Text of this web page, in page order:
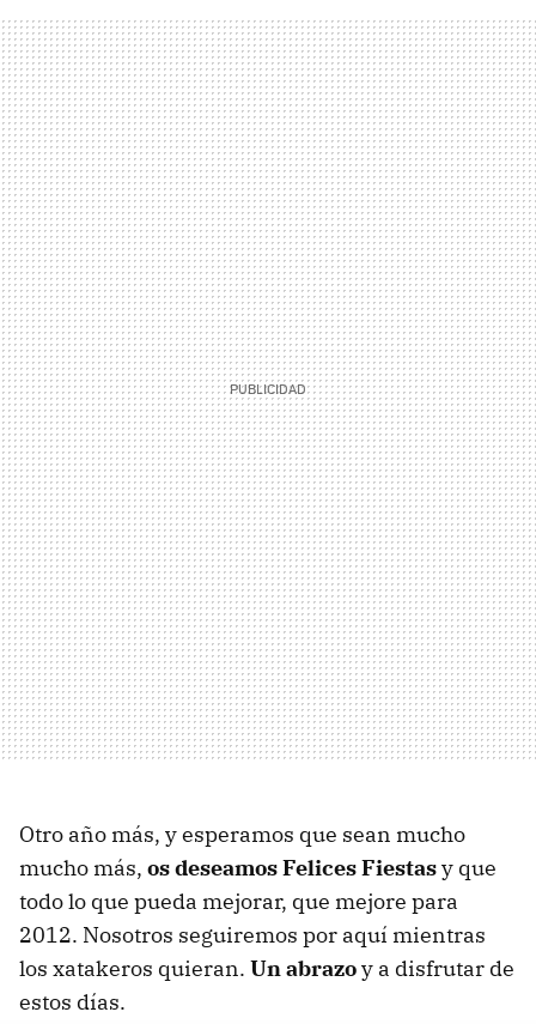
Otro año más, y esperamos que sean mucho
mucho más, os deseamos Felices Fiestasy que
todo lo que pueda mejorar, que mejore para
2012. Nosotros seguiremos por aquí mientras
los xatakeros quieran. Un abrazoy a disfrutar de
estos días.